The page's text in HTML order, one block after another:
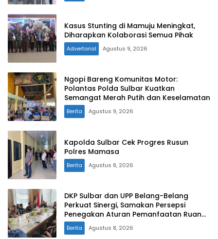
Kasus Stunting di Mamuju Meningkat,
Diharapkan Kolaborasi Semua Pihak
Advertorial Agustus 9, 2026
Ngopi Bareng Komunitas Motor:
Polantas Polda Sulbar Kuatkan
Semangat Merah Putih dan Keselamatan
Berita Agustus 9, 2026
Kapolda Sulbar Cek Progres Rusun
Berita Agustus 8, 2026
DKP Sulbar dan UPP Belang-Belang
Perkuat Sinergi, Samakan Persepsi
Penegakan Aturan Pemanfaatan Ruang
Laut
Berita Agustus 8, 2026